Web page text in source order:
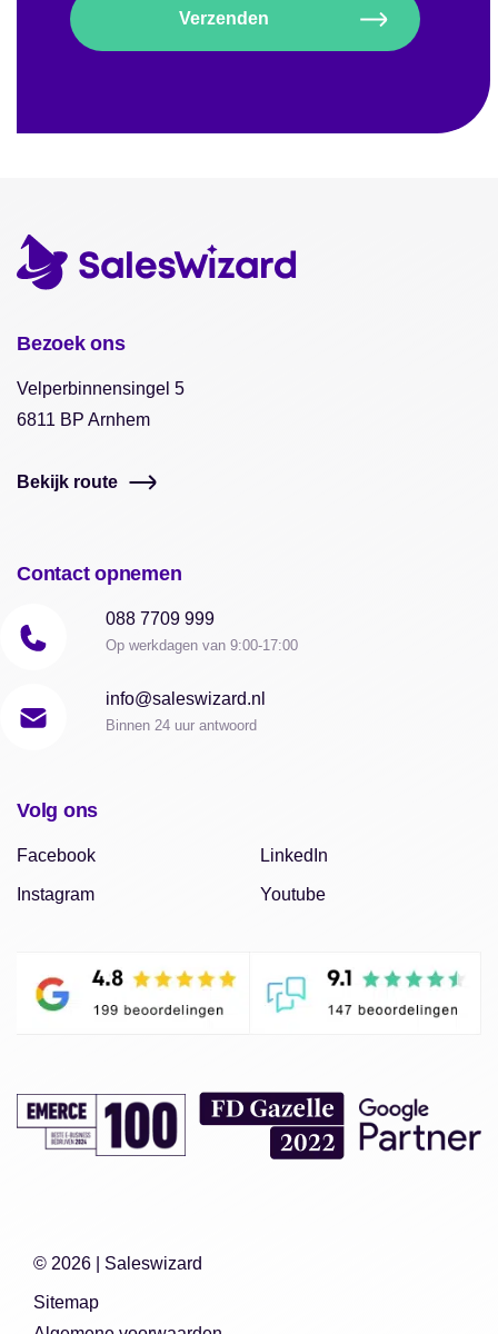
Bezoek ons
Velperbinnensingel 5
6811 BP Arnhem
Bekijk route
Contact opnemen
088 7709 999
Op werkdagen van 9:00-17:00
info@saleswizard.nl
Binnen 24 uur antwoord
Volg ons
Facebook
Instagram
LinkedIn
Youtube
© 2026 | Saleswizard
Sitemap